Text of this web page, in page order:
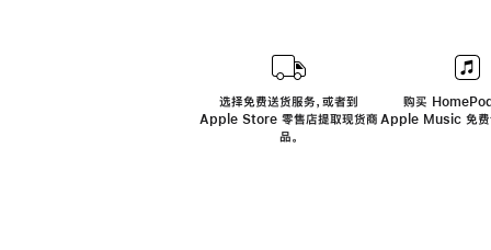
选择免费送货服务，或者到
Apple Store 零售店提取现货商
品。
购买
Apple Music 免费